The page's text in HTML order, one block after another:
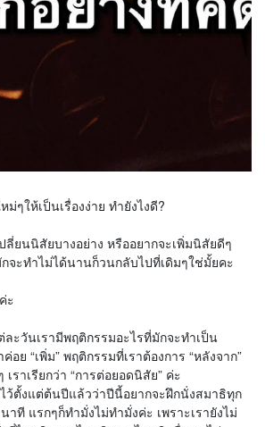
ๆให้เป็นเรื่องง่าย ทำยังไงดี?
ลี่ยนนิสัยบางอย่าง หรืออยากจะเพิ่มนิสัยดีๆ
กจะทำไม่ได้นานก็วนกลับไปที่เดิมๆใช่มั้ยคะ
ะ
ละวันเรามีพฤติกรรมอะไรที่มักจะทำเป็น
อย “เพิ่ม” พฤติกรรมที่เราต้องการ “หลังจาก”
ราเรียกว่า “การต่อยอดนิสัย” ค่ะ
ไว้ตั้งแต่ต้นปีแล้วว่าปีนี้อยากจะฝึกนั่งสมาธิทุก
ที แรกๆก็ทำมั่งไม่ทำมั่งค่ะ เพราะเรายังไม่